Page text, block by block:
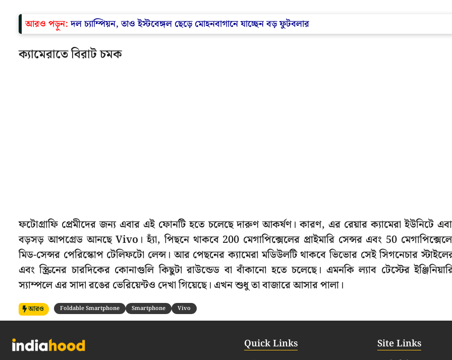
আরও পড়ুন:দল চ্যাম্পিয়ন, তাও ইস্টবেঙ্গল ছেড়ে মোহনবাগানে যাচ্ছেন বড় ফুটবলার
ক্যামেরাতে বিরাট চমক
ফটোগ্রাফি প্রেমীদের জন্য এবার এই ফোনটি হতে চলেছে দারুণ আকর্ষণ। কারণ, এর রেয়ার ক্যামেরা ইউনিটে
বড়সড় আপগ্রেড আনছে Vivo। হ্যাঁ, পিছনে থাকবে 200 মেগাপিক্সেলের প্রাইমারি সেন্সর এবং 50
মিড-সেন্সর পেরিস্কোপ টেলিফটো লেন্স। আর পেছনের ক্যামেরা মডিউলটি থাকবে ভিভোর সেই সিগনেচার
এবং স্ক্রিনের চারদিকের কোনাগুলি কিছুটা রাউন্ডেড বা বাঁকানো হতে চলেছে। এমনকি ল্যাব টেস্টের
স্যাম্পলে এর সাদা রঙের ভেরিয়েন্টও দেখা গিয়েছে। এখন শুধু তা বাজারে আসার পালা।
আরও Foldable Smartphone Smartphone Vivo
Quick Links Site Links